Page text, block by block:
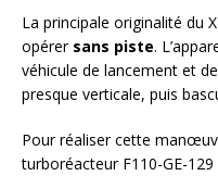
La principale originalité du
opérer sans piste.
véhicule de lancement et
presque verticale, puis
Pour réaliser cette
turboréacteur F110-GE-